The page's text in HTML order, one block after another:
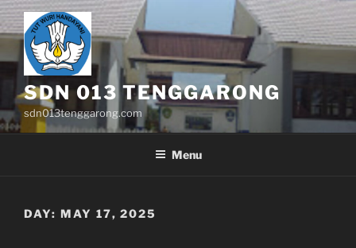
Skip
to
content
SDN 013 TENGGARONG
sdn013tenggarong.com
Menu
DAY: MAY 17, 2025